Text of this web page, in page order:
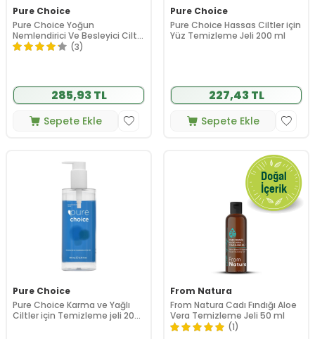
Pure Choice
Pure Choice Yoğun
Nemlendirici Ve Besleyici Cilt
Bakım Kremi 75 ml
(3)
285,93 TL
Sepete Ekle
Pure Choice
Pure Choice Hassas Ciltler için
Yüz Temizleme Jeli 200 ml
227,43 TL
Sepete Ekle
Pure Choice
Pure Choice Karma ve Yağlı
Ciltler için Temizleme jeli 200
From Natura
From Natura Cadı Fındığı Aloe
Vera Temizleme Jeli 50 ml
(1)